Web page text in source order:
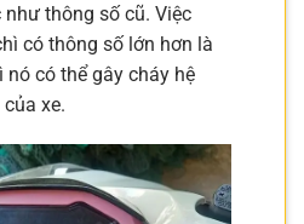
thông số cũ. Việc
có thông số lớn hơn là
có thể gây cháy hệ
xe.